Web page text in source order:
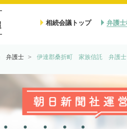
相続会議トップ 弁護
弁護士 伊達郡桑折町 家族信託 弁護士